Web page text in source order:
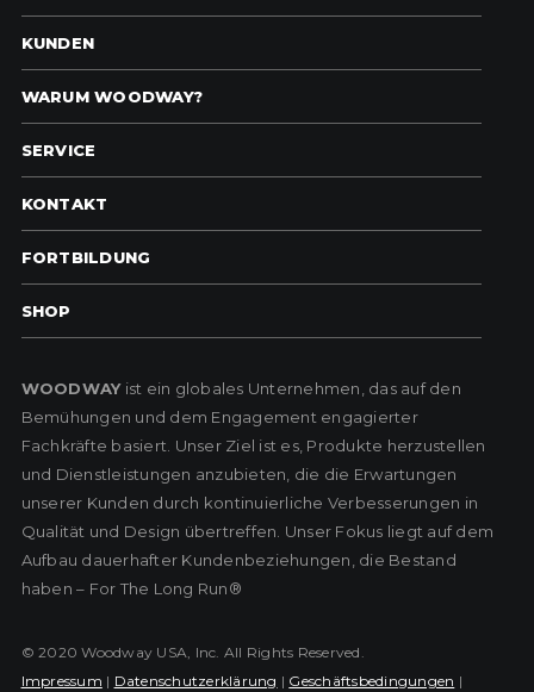
KUNDEN
WARUM WOODWAY?
SERVICE
KONTAKT
FORTBILDUNG
SHOP
WOODWAYist ein globales Unternehmen, das auf den
Bemühungen und dem Engagement engagierter
Fachkräfte basiert. Unser Ziel ist es, Produkte herzustellen
und Dienstleistungen anzubieten, die die Erwartungen
unserer Kunden durch kontinuierliche Verbesserungen in
Qualität und Design übertreffen. Unser Fokus liegt auf dem
Aufbau dauerhafter Kundenbeziehungen, die Bestand
haben – For The Long Run®
© 2020 Woodway USA, Inc. All Rights Reserved.
Impressum | Datenschutzerklärung | Geschäftsbedingungen |